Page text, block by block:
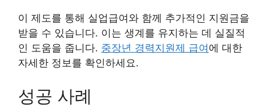
이 제도를 통해 실업급여와 함께 추가적인 지원금을
받을 수 있습니다. 이는 생계를 유지하는 데 실질적
인 도움을 줍니다. 중장년 경력지원제 급여 에 대한
자세한 정보를 확인하세요.
성공 사례